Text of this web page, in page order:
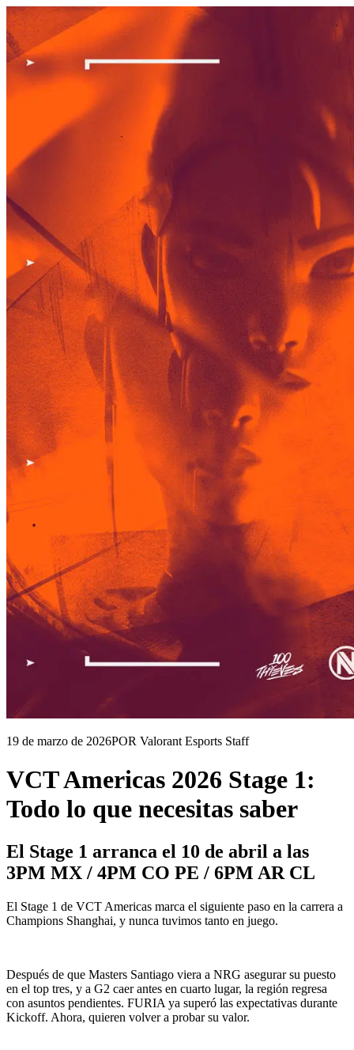
19 de marzo de 2026POR Valorant Esports Staff
VCT Americas 2026 Stage 1:
Todo lo que necesitas saber
El Stage 1 arranca el 10 de abril a las
3PM MX / 4PM CO PE / 6PM AR CL
El Stage 1 de VCT Americas marca el siguiente paso en la carrera a
Champions Shanghai, y nunca tuvimos tanto en juego.
Después de que Masters Santiago viera a NRG asegurar su puesto
en el top tres, y a G2 caer antes en cuarto lugar, la región regresa
con asuntos pendientes. FURIA ya superó las expectativas durante
Kickoff. Ahora, quieren volver a probar su valor.